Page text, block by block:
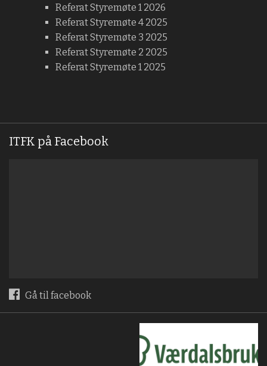
Referat Styremøte 1 2026
Referat Styremøte 4 2025
Referat Styremøte 3 2025
Referat Styremøte 2 2025
Referat Styremøte 1 2025
ITFK på Facebook
Gå til facebook